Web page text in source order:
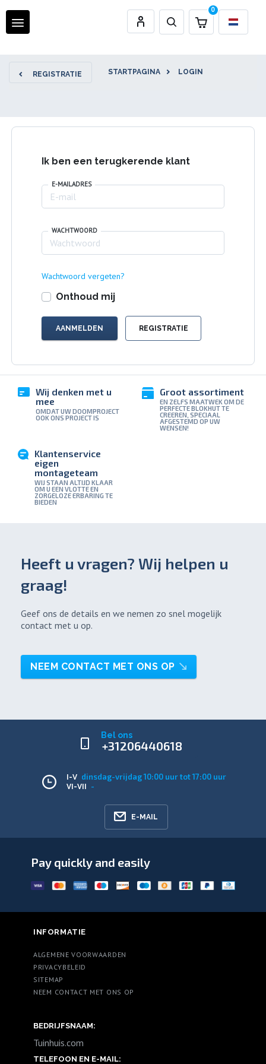
0
REGISTRATIE STARTPAGINA LOGIN
Ik ben een terugkerende klant
E-MAILADRES
WACHTWOORD
Wachtwoord vergeten?
Onthoud mij
REGISTRATIE
Wij denken met u
mee
OMDAT UW DOOMPROJECT
OOK ONS PROJECT IS
Groot assortiment
EN ZELFS MAATWEK OM DE
PERFECTE BLOKHUT TE
CREEREN, SPECIAAL
AFGESTEMD OP UW
WENSEN!
Klantenservice
eigen
montageteam
WIJ STAAN ALTIJD KLAAR
OM U EEN VLOTTE EN
ZORGELOZE ERBARING TE
BIEDEN
Heeft u vragen? Wij helpen u
graag!
Geef ons de details en we nemen zo snel mogelijk
contact met u op.
NEEM CONTACT MET ONS OP
Bel ons
+31206440618
I-V dinsdag-vrijdag 10:00 uur tot 17:00 uur
VI-VII -
E-MAIL
Pay quickly and easily
INFORMATIE
ALGEMENE VOORWAARDEN
PRIVACYBELEID
SITEMAP
NEEM CONTACT MET ONS OP
BEDRIJFSNAAM:
Tuinhuis.com
TELEFOON EN E-MAIL: